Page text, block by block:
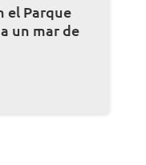
el Parque
un mar de